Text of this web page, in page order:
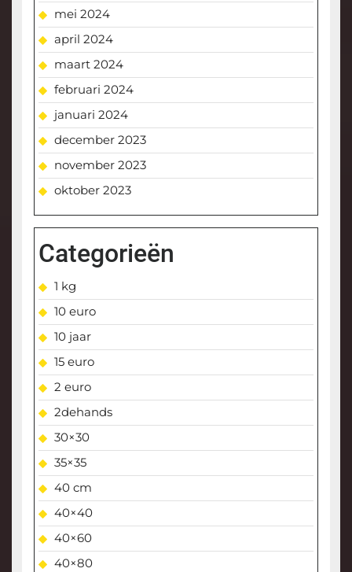
mei 2024
april 2024
maart 2024
februari 2024
januari 2024
december 2023
november 2023
oktober 2023
Categorieën
1 kg
10 euro
10 jaar
15 euro
2 euro
2dehands
30×30
35×35
40 cm
40×40
40×60
40×80